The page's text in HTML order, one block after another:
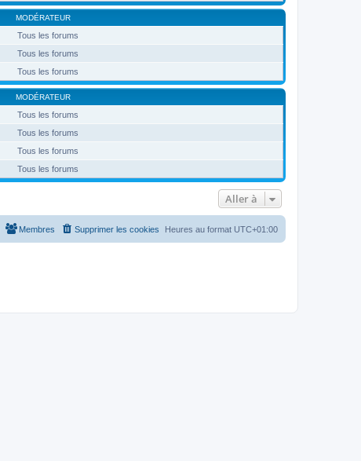
MODÉRATEUR
Tous les forums
Tous les forums
Tous les forums
MODÉRATEUR
Tous les forums
Tous les forums
Tous les forums
Tous les forums
Aller à
Heures au format UTC+01:00
Supprimer les cookies
Membres